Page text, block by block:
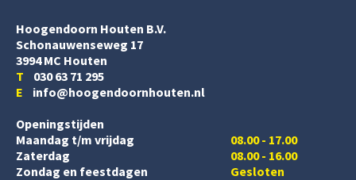
Hoogendoorn Houten B.V.
Schonauwenseweg 17
3994 MC Houten
T 030 63 71 295
E info@hoogendoornhouten.nl
Openingstijden
Maandag t/m vrijdag
Zaterdag
08.00 - 17.00
08.00 - 16.00
Zondag en feestdagen
Gesloten